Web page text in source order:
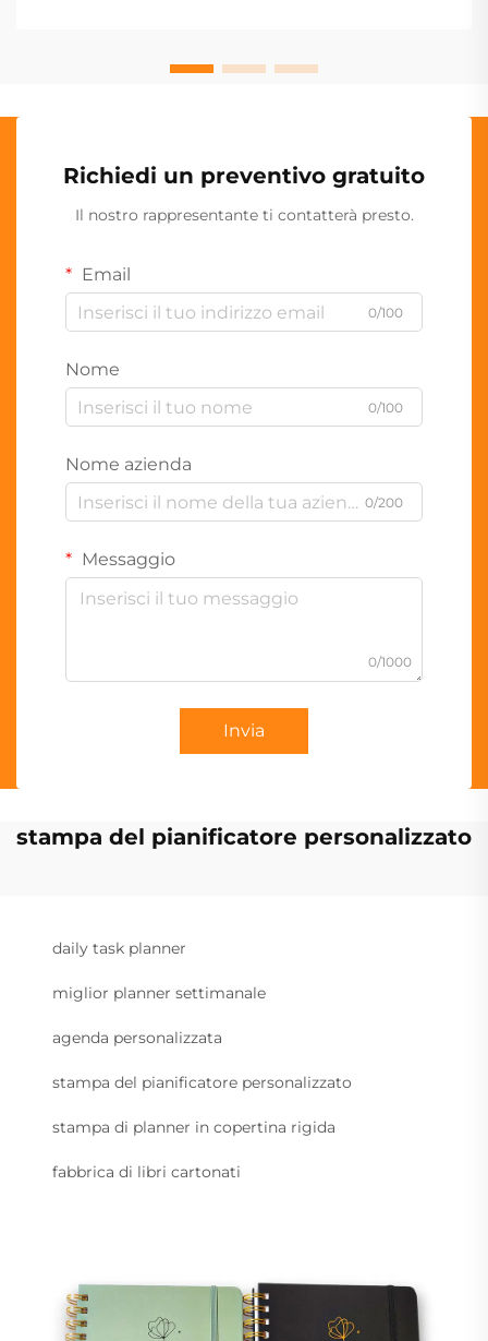
Richiedi un preventivo gratuito
Il nostro rappresentante ti contatterà presto.
Email
0/100
Nome
0/100
Nome azienda
0/200
Messaggio
0/1000
Invia
stampa del pianificatore personalizzato
daily task planner
miglior planner settimanale
agenda personalizzata
stampa del pianificatore personalizzato
stampa di planner in copertina rigida
fabbrica di libri cartonati